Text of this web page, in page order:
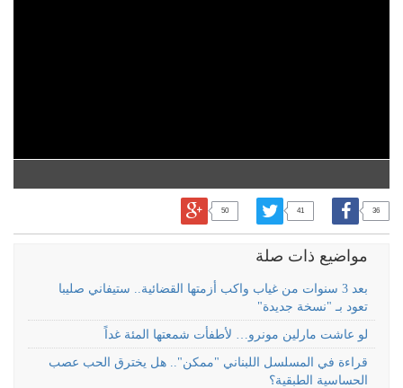
36
41
50
مواضيع ذات صلة
بعد 3 سنوات من غياب واكب أزمتها القضائية.. ستيفاني صليبا
تعود بـ "نسخة جديدة"
لو عاشت مارلين مونرو… لأطفأت شمعتها المئة غداً
قراءة في المسلسل اللبناني "ممكن".. هل يخترق الحب عصب
الحساسية الطبقية؟